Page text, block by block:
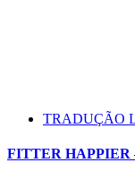
TRADUÇÃO
FITTER HAPPIER